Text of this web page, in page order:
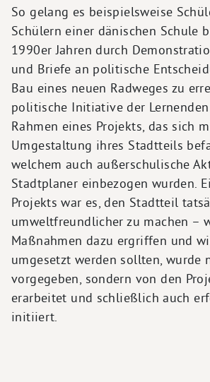
So gelang es beispielsweise
Schülern einer dänischen Schule
1990er Jahren durch
und Briefe an politische
Bau eines neuen Radweges zu
politische Initiative der
Rahmen eines Projekts, das sich
Umgestaltung ihres Stadtteils
welchem auch außerschulische
Stadtplaner einbezogen wurden.
Projekts war es, den Stadtteil
umweltfreundlicher zu machen –
Maßnahmen dazu ergriffen und
umgesetzt werden sollten, wurde
vorgegeben, sondern von den
erarbeitet und schließlich auch
initiiert.